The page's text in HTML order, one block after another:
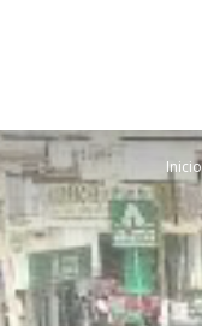
Inicio